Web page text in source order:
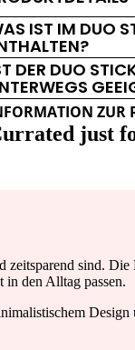
IST IM DUO
DER DUO
ZUR
just
sind.
in den Alltag passen.
Design